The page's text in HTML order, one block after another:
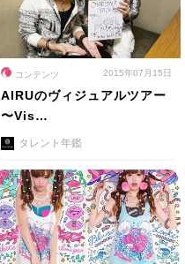
コンテンツ 2015年07月15日
AIRUのヴィジュアルツアー
〜Vis…
タレント年鑑